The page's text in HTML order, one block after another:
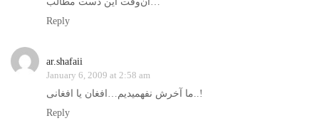
Reply
ar.shafaii
January 6, 2009 at 2:58 am
ما آخرش نفهمیدیم…افغان یا افغانی..!
Reply